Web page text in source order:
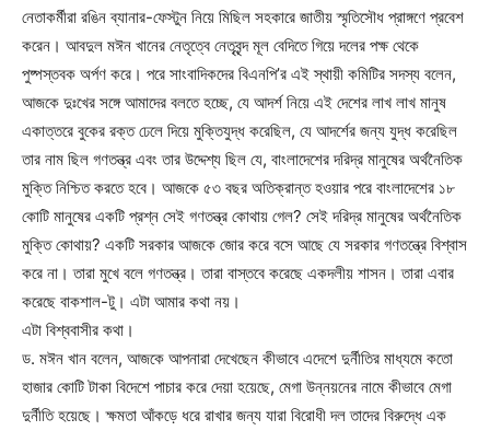
নেতাকর্মীরা রঙিন ব্যানার-ফেস্টুন নিয়ে মিছিল সহকারে জাতীয় স্মৃতিসৌধ প্রাঙ্গণে প্রবেশ
করেন। আবদুল মঈন খানের নেতৃত্বে নেতৃবৃন্দ মূল বেদিতে গিয়ে দলের পক্ষ থেকে
পুষ্পস্তবক অর্পণ করে। পরে সাংবাদিকদের বিএনপি’র এই স্থায়ী কমিটির সদস্য বলেন,
আজকে দুঃখের সঙ্গে আমাদের বলতে হচ্ছে, যে আদর্শ নিয়ে এই দেশের লাখ লাখ মানুষ
একাত্তরে বুকের রক্ত ঢেলে দিয়ে মুক্তিযুদ্ধ করেছিল, যে আদর্শের জন্য যুদ্ধ করেছিল
তার নাম ছিল গণতন্ত্র এবং তার উদ্দেশ্য ছিল যে, বাংলাদেশের দরিদ্র মানুষের অর্থনৈতিক
মুক্তি নিশ্চিত করতে হবে। আজকে ৫৩ বছর অতিক্রান্ত হওয়ার পরে বাংলাদেশের ১৮
কোটি মানুষের একটি প্রশ্ন সেই গণতন্ত্র কোথায় গেল? সেই দরিদ্র মানুষের অর্থনৈতিক
মুক্তি কোথায়? একটি সরকার আজকে জোর করে বসে আছে যে সরকার গণতন্ত্রে বিশ্বাস
করে না। তারা মুখে বলে গণতন্ত্র। তারা বাস্তবে করেছে একদলীয় শাসন। তারা এবার
করেছে বাকশাল-টু। এটা আমার কথা নয়।
এটা বিশ্ববাসীর কথা।
ড. মঈন খান বলেন, আজকে আপনারা দেখেছেন কীভাবে এদেশে দুর্নীতির মাধ্যমে কতো
হাজার কোটি টাকা বিদেশে পাচার করে দেয়া হয়েছে, মেগা উন্নয়নের নামে কীভাবে মেগা
দুর্নীতি হয়েছে। ক্ষমতা আঁকড়ে ধরে রাখার জন্য যারা বিরোধী দল তাদের বিরুদ্ধে এক